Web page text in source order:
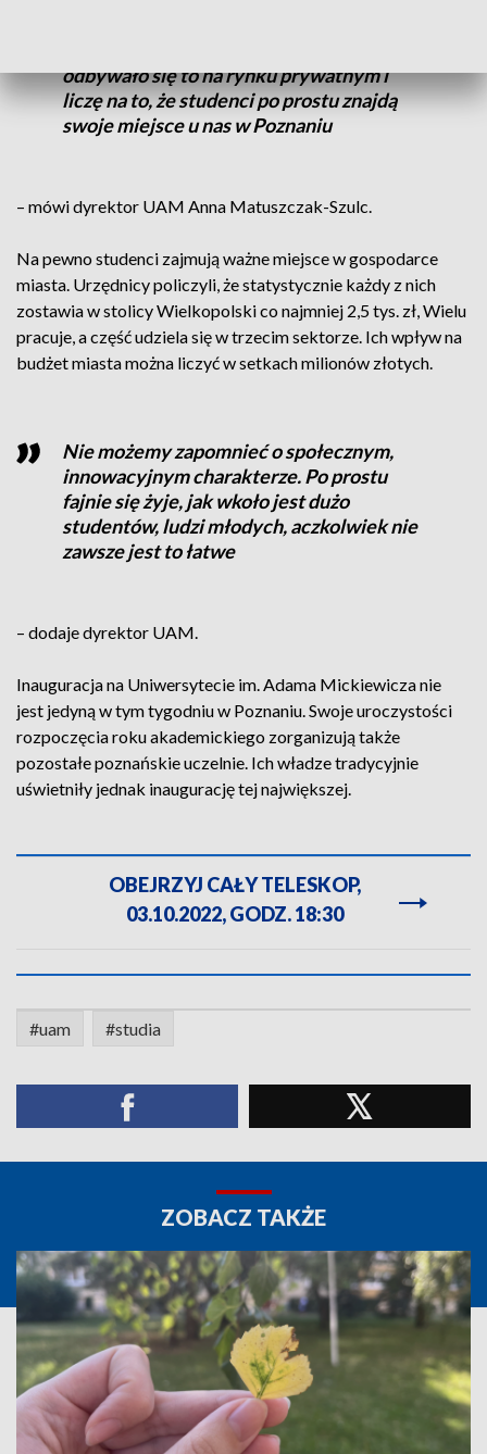
odbywało się to na rynku prywatnym i
liczę na to, że studenci po prostu znajdą
swoje miejsce u nas w Poznaniu
– mówi dyrektor UAM Anna Matuszczak-Szulc.
Na pewno studenci zajmują ważne miejsce w gospodarce
miasta. Urzędnicy policzyli, że statystycznie każdy z nich
zostawia w stolicy Wielkopolski co najmniej 2,5 tys. zł, Wielu
pracuje, a część udziela się w trzecim sektorze. Ich wpływ na
budżet miasta można liczyć w setkach milionów złotych.
Nie możemy zapomnieć o społecznym,
innowacyjnym charakterze. Po prostu
fajnie się żyje, jak wkoło jest dużo
studentów, ludzi młodych, aczkolwiek nie
zawsze jest to łatwe
– dodaje dyrektor UAM.
Inauguracja na Uniwersytecie im. Adama Mickiewicza nie
jest jedyną w tym tygodniu w Poznaniu. Swoje uroczystości
rozpoczęcia roku akademickiego zorganizują także
pozostałe poznańskie uczelnie. Ich władze tradycyjnie
uświetniły jednak inaugurację tej największej.
OBEJRZYJ CAŁY TELESKOP,
03.10.2022, GODZ. 18:30
#uam #studia
ZOBACZ TAKŻE